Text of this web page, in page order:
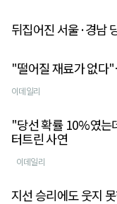
뒤집어진 서울·경남
"떨어질 재료가 없
이데일리
"당선 확률 10%였
터트린 사연
이데일리
지선 승리에도 웃지